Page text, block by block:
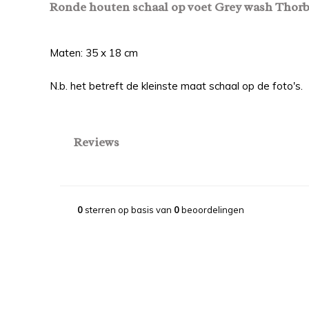
Ronde houten schaal op voet Grey wash
Maten: 35 x 18 cm
N.b. het betreft de kleinste maat schaal op de foto's.
Reviews
0sterren op basis van 0beoordelingen